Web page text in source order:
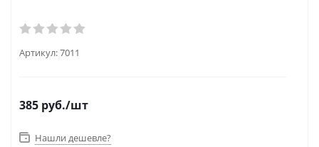
Артикул:7011
385 руб./шт
Нашли дешевле?